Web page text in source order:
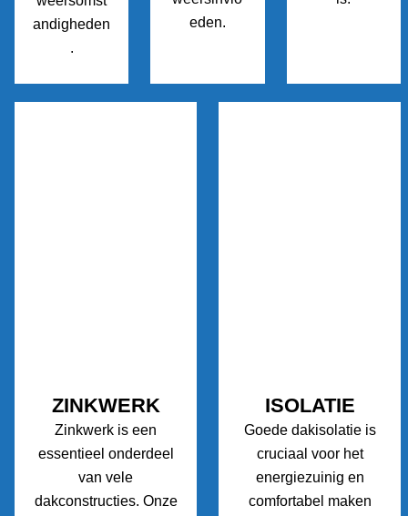
andigheden
.
eden.
ZINKWERK
Zinkwerk is een
essentieel onderdeel
van vele
dakconstructies. Onze
ISOLATIE
Goede dakisolatie is
cruciaal voor het
energiezuinig en
comfortabel maken